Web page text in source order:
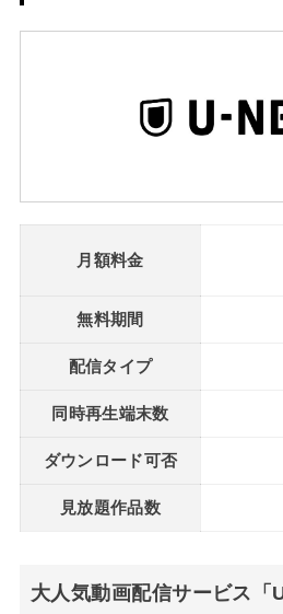
月額料金
無料期間
配信タイプ
同時再生端末数
ダウンロード可否
見放題作品数
大人気動画配信サービス「